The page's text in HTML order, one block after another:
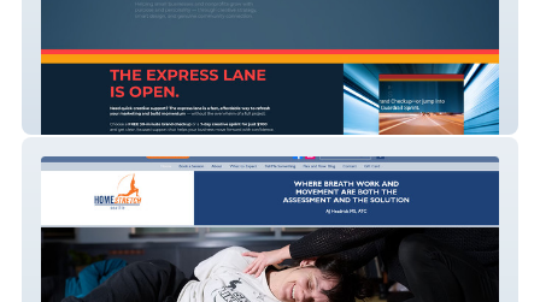
Blue Guardrail Marketing Solutions